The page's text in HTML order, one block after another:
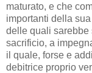
maturato, e che
importanti della
delle quali sarebbe
sacrificio, a
il quale, forse e
debitrice proprio